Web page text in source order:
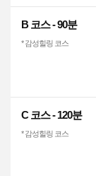
B 코스 - 90분
* 감성힐링 코스
C 코스 - 120분
* 감성힐링 코스